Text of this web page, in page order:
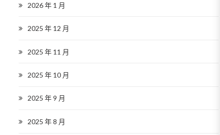
2026 年 1 月
2025 年 12 月
2025 年 11 月
2025 年 10 月
2025 年 9 月
2025 年 8 月